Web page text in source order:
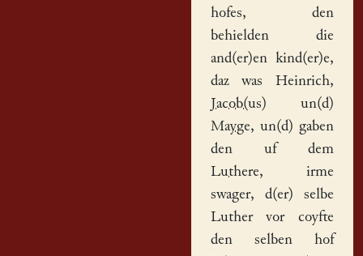
hofes, den
behielden die
and(er)en kind(er)e,
daz was Heinrich,
Jacob(us) un(d)
Mayge, un(d) gaben
den uf dem
Luthere, irme
swager, d(er) selbe
Luther vor coyfte
den selben hof